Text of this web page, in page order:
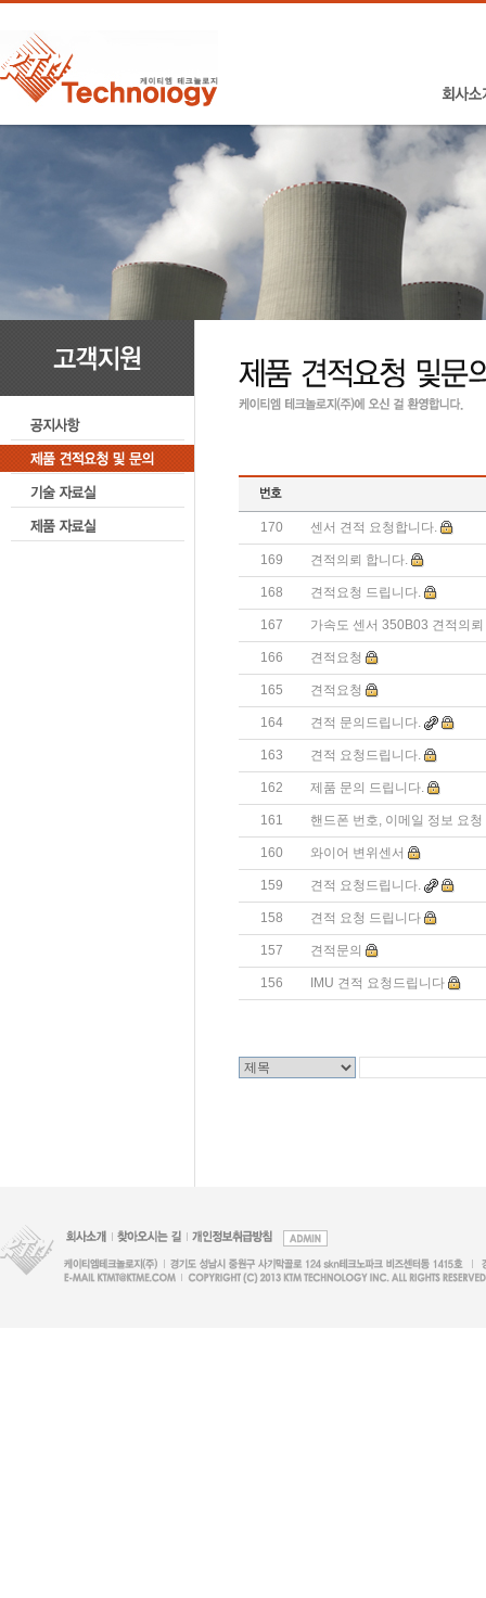
170 센서 견적 요청합니다.
169 견적의뢰 합니다.
168 견적요청 드립니다.
167 가속도 센서 350B03 견적의뢰
166 견적요청
165 견적요청
164 견적 문의드립니다.
163 견적 요청드립니다.
162 제품 문의 드립니다.
161 핸드폰 번호, 이메일 정보 요청
160 와이어 변위센서
159 견적 요청드립니다.
158 견적 요청 드립니다
157 견적문의
156 IMU 견적 요청드립니다